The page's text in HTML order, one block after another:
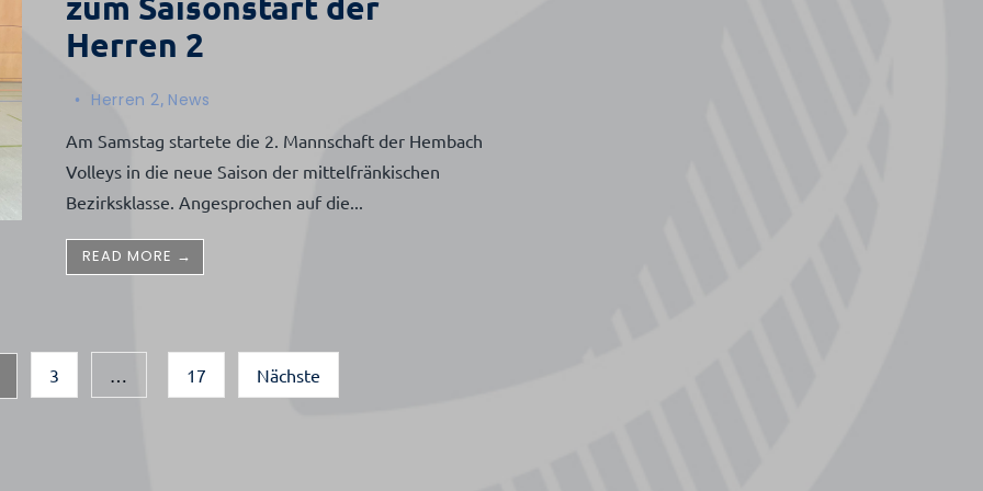
Herren 2
• Herren 2, News
Am Samstag startete die 2. Mannschaft der Hembach
Volleys in die neue Saison der mittelfränkischen
Bezirksklasse. Angesprochen auf die...
READ MORE →
3 … 17 Nächste